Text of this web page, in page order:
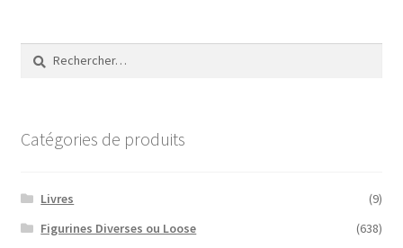
Rechercher :
Catégories de produits
Livres
(9)
Figurines Diverses ou Loose
(638)